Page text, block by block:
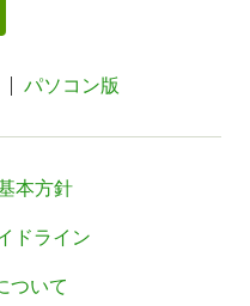
パソコン版
本方針
ドライン
ついて